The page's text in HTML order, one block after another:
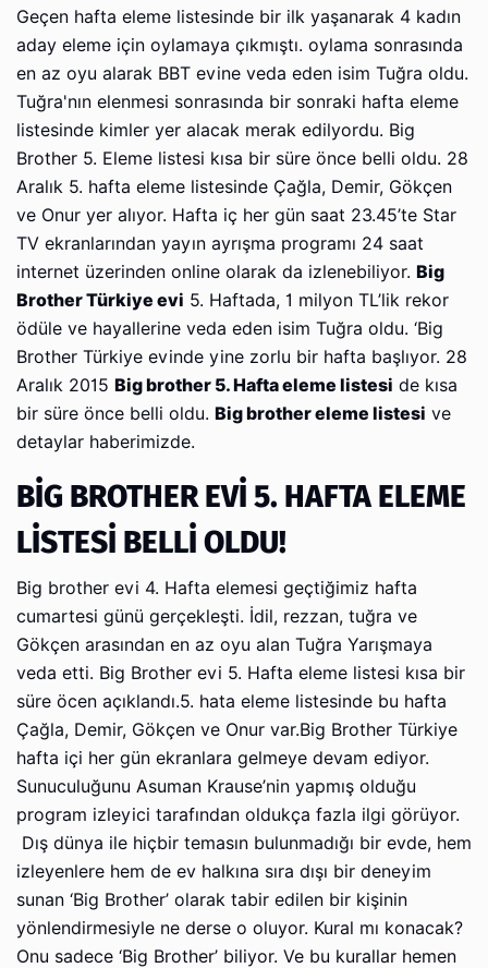
Geçen hafta eleme listesinde bir ilk yaşanarak 4 kadın
aday eleme için oylamaya çıkmıştı. oylama sonrasında
en az oyu alarak BBT evine veda eden isim Tuğra oldu.
Tuğra'nın elenmesi sonrasında bir sonraki hafta eleme
listesinde kimler yer alacak merak edilyordu. Big
Brother 5. Eleme listesi kısa bir süre önce belli oldu. 28
Aralık 5. hafta eleme listesinde Çağla, Demir, Gökçen
ve Onur yer alıyor. Hafta iç her gün saat 23.45’te Star
TV ekranlarından yayın ayrışma programı 24 saat
internet üzerinden online olarak da izlenebiliyor. Big
Brother Türkiye evi 5. Haftada, 1 milyon TL’lik rekor
ödüle ve hayallerine veda eden isim Tuğra oldu. ‘Big
Brother Türkiye evinde yine zorlu bir hafta başlıyor. 28
Aralık 2015 Big brother 5. Hafta eleme listesi de kısa
bir süre önce belli oldu. Big brother eleme listesi ve
detaylar haberimizde.
BİG BROTHER EVİ 5. HAFTA ELEME
LİSTESİ BELLİ OLDU!
Big brother evi 4. Hafta elemesi geçtiğimiz hafta
cumartesi günü gerçekleşti. İdil, rezzan, tuğra ve
Gökçen arasından en az oyu alan Tuğra Yarışmaya
veda etti. Big Brother evi 5. Hafta eleme listesi kısa bir
süre öcen açıklandı.5. hata eleme listesinde bu hafta
Çağla, Demir, Gökçen ve Onur var.Big Brother Türkiye
hafta içi her gün ekranlara gelmeye devam ediyor.
Sunuculuğunu Asuman Krause’nin yapmış olduğu
program izleyici tarafından oldukça fazla ilgi görüyor.
Dış dünya ile hiçbir temasın bulunmadığı bir evde, hem
izleyenlere hem de ev halkına sıra dışı bir deneyim
sunan ‘Big Brother’ olarak tabir edilen bir kişinin
yönlendirmesiyle ne derse o oluyor. Kural mı konacak?
Onu sadece ‘Big Brother’ biliyor. Ve bu kurallar hemen